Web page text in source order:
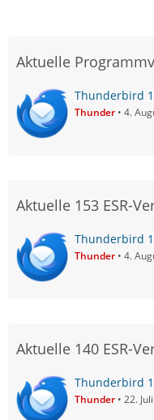
Aktuelle
Thunderbird
Thunder 4.
Aktuelle 153 ESR-
Thunderbird
Thunder 4.
Aktuelle 140 ESR-
Thunderbird
Thunder 22.